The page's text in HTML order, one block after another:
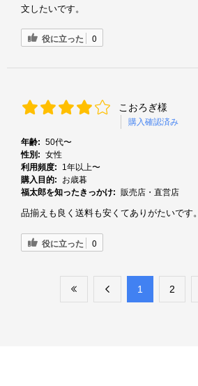
文したいです。
役に立った 0
こおろぎ様
購入確認済み
年齢: 50代〜
性別: 女性
利用頻度:
1年以上〜
購入目的:
お歳暮
福太郎を知ったきっかけ: 販売店・直営店
品揃えも良く送料も安くてありがたいです。
役に立った 0
​1 ​2